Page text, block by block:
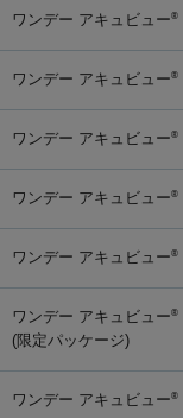
ワンデー アキュビュー®
ワンデー アキュビュー®
ワンデー アキュビュー®
ワンデー アキュビュー®
ワンデー アキュビュー®
ワンデー アキュビュー®
(限定パッケージ)
ワンデー アキュビュー®